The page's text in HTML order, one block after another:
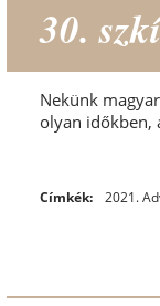
30.
Nekünk
olyan időkben,
Címkék: 2021.